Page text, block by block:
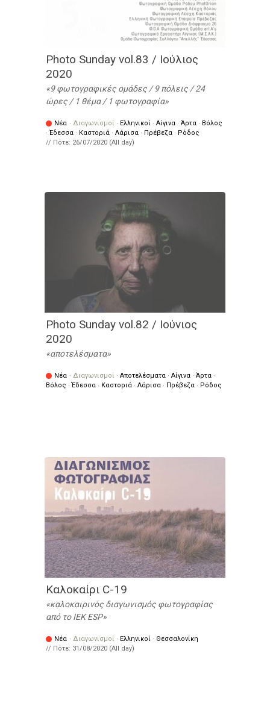
Photo Sunday vol.83 / Ιούλιος
2020
9 φωτογραφικές ομάδες / 9 πόλεις / 24
ώρες / 1 θέμα / 1 φωτογραφία
Νέα · Διαγωνισμοί · Ελληνικοί · Αίγινα · Άρτα · Βόλος
·Έδεσσα · Καστοριά · Λάρισα · Πρέβεζα · Ρόδος
// Πότε: 26/07/2020 (All day)
Photo Sunday vol.82 / Ιούνιος
2020
αποτελέσματα
Νέα · Διαγωνισμοί · Αποτελέσματα · Αίγινα · Άρτα ·
Βόλος ·Έδεσσα · Καστοριά · Λάρισα · Πρέβεζα · Ρόδος
Καλοκαίρι C-19
καλοκαιρινός διαγωνισμός φωτογραφίας
από το IEK ESP
Νέα · Διαγωνισμοί · Ελληνικοί · Θεσσαλονίκη
// Πότε: 31/08/2020 (All day)